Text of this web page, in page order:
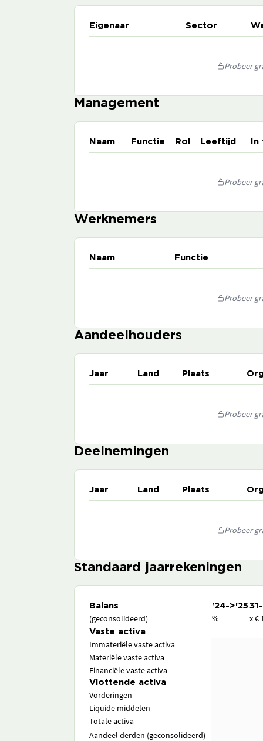
Eigenaar Sector
Probeer
Management
Naam Functie Rol Leeftijd
Probeer
Werknemers
Naam Functie
Probeer
Aandeelhouders
Jaar Land Plaats
Probeer
Deelnemingen
Jaar Land Plaats
Probeer
Standaard jaarrekeningen
Balans '24->'25
(geconsolideerd) % x €
Vaste activa
Immateriële vaste activa
Materiële vaste activa
Financiële vaste activa
Vlottende activa
Vorderingen
Liquide middelen
Totale activa
Aandeel derden (geconsolideerd)